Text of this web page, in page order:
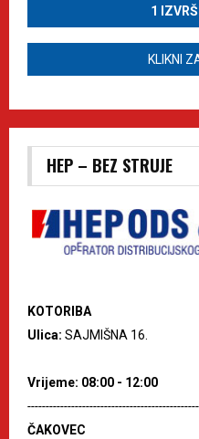
1
KLIKNI
HEP – BEZ STRUJE
KOTORIBA
Ulica: SAJMIŠNA 16.
Vrijeme: 08:00 - 12:00
ČAKOVEC